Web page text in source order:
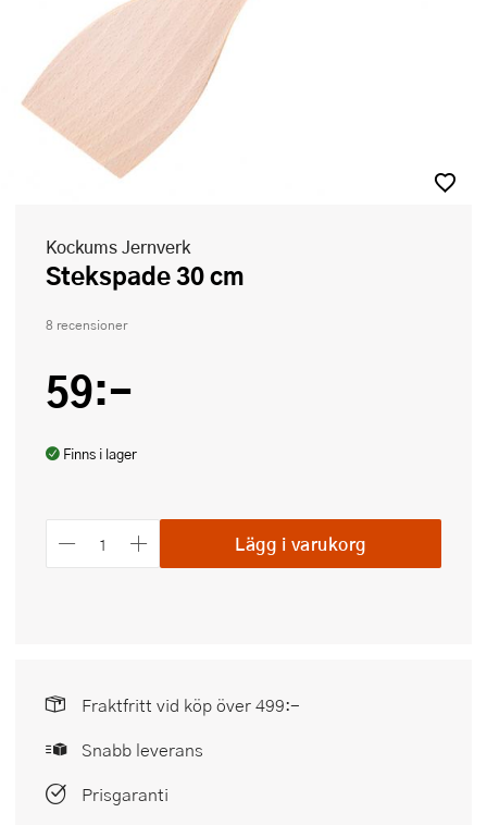
Kockums Jernverk
Stekspade 30 cm
8 recensioner
59:-
Finns i lager
Lägg i varukorg
Fraktfritt vid köp över 499:-
Snabb leverans
Prisgaranti